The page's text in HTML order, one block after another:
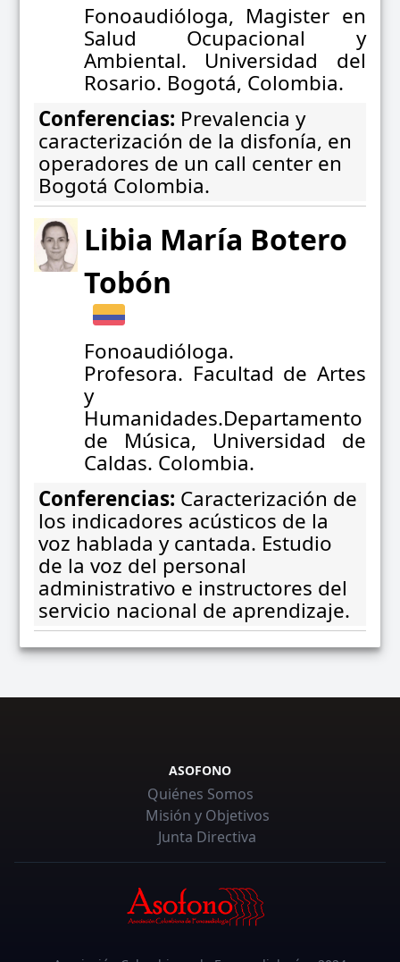
Fonoaudióloga, Magister en
Salud Ocupacional y
Ambiental. Universidad del
Rosario. Bogotá, Colombia.
Conferencias: Prevalencia y
caracterización de la disfonía, en
operadores de un call center en
Bogotá Colombia.
Libia María Botero
Tobón
Fonoaudióloga.
Profesora. Facultad de Artes
y
Humanidades.Departamento
de Música, Universidad de
Caldas. Colombia.
Conferencias: Caracterización de
los indicadores acústicos de la
voz hablada y cantada. Estudio
de la voz del personal
administrativo e instructores del
servicio nacional de aprendizaje.
ASOFONO
Quiénes Somos
Misión y Objetivos
Junta Directiva